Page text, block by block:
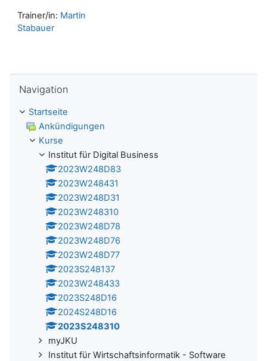
Trainer/in: Martin
Stabauer
Navigation
Startseite
Ankündigungen
Kurse
Institut für Digital Business
2023W248D83
2023W248431
2023W248D31
2023W248310
2023W248D78
2023W248D76
2023W248D77
2023S248137
2023W248433
2023S248D16
2024S248D16
2023S248310
myJKU
Institut für Wirtschaftsinformatik - Software